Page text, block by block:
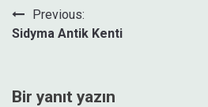
Yazı
gezinmesi
Previous:
Sidyma Antik Kenti
Bir yanıt yazın